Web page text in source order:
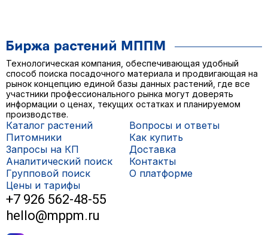
Технологическая компания, обеспечивающая удобный
способ поиска посадочного материала и продвигающая на
рынок концепцию единой базы данных растений, где все
участники профессионального рынка могут доверять
информации о ценах, текущих остатках и планируемом
производстве.
Каталог растений
Питомники
Запросы на КП
Аналитический поиск
Групповой поиск
Цены и тарифы
Вопросы и ответы
Как купить
Доставка
Контакты
О платформе
+7 926 562-48-55
hello@mppm.ru